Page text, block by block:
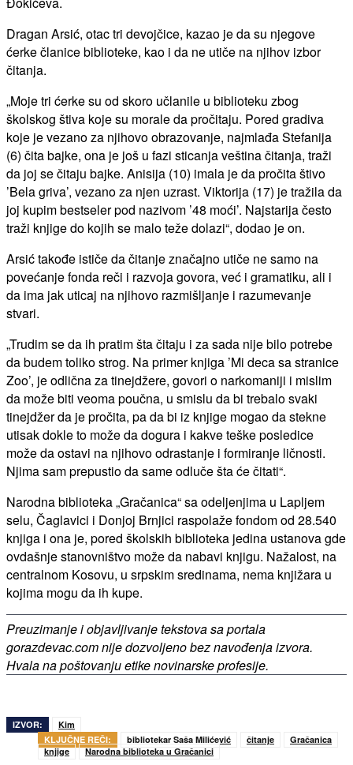
Dragan Arsić, otac tri devojčice, kazao je da su njegove
ćerke članice biblioteke, kao i da ne utiče na njihov izbor
čitanja.
„Moje tri ćerke su od skoro učlanile u biblioteku zbog
školskog štiva koje su morale da pročitaju. Pored gradiva
koje je vezano za njihovo obrazovanje, najmlađa Stefanija
(6) čita bajke, ona je još u fazi sticanja veština čitanja, traži
da joj se čitaju bajke. Anisija (10) imala je da pročita štivo
’Bela griva’, vezano za njen uzrast. Viktorija (17) je tražila da
joj kupim bestseler pod nazivom ’48 moći’. Najstarija često
traži knjige do kojih se malo teže dolazi“, dodao je on.
Arsić takođe ističe da čitanje značajno utiče ne samo na
povećanje fonda reči i razvoja govora, već i gramatiku, ali i
da ima jak uticaj na njihovo razmišljanje i razumevanje
stvari.
„Trudim se da ih pratim šta čitaju i za sada nije bilo potrebe
da budem toliko strog. Na primer knjiga ’Mi deca sa stranice
Zoo’, je odlična za tinejdžere, govori o narkomaniji i mislim
da može biti veoma poučna, u smislu da bi trebalo svaki
tinejdžer da je pročita, pa da bi iz knjige mogao da stekne
utisak dokle to može da dogura i kakve teške posledice
može da ostavi na njihovo odrastanje i formiranje ličnosti.
Njima sam prepustio da same odluče šta će čitati“.
Narodna biblioteka „Gračanica“ sa odeljenjima u Lapljem
selu, Čaglavici i Donjoj Brnjici raspolaže fondom od 28.540
knjiga i ona je, pored školskih biblioteka jedina ustanova gde
ovdašnje stanovništvo može da nabavi knjigu. Nažalost, na
centralnom Kosovu, u srpskim sredinama, nema knjižara u
kojima mogu da ih kupe.
Preuzimanje i objavljivanje tekstova sa portala
gorazdevac.com nije dozvoljeno bez navođenja izvora.
Hvala na poštovanju etike novinarske profesije.
IZVOR:
Kim
KLJUČNE REČI:
bibliotekar Saša Milićević čitanje
Gračanica
knjige
Narodna biblioteka u Gračanici